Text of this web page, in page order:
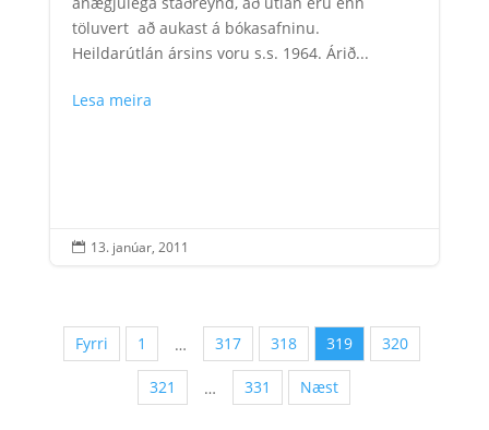
töluvert að aukast á bókasafninu.
Heildarútlán ársins voru s.s. 1964. Árið...
Lesa meira
 13. janúar, 2011
Fyrri 1 … 317 318 319 320
321 … 331 Næst